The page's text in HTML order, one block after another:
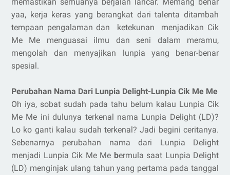
yaa, kerja keras yang berangkat dari talenta ditambah
tempaan pengalaman dan ketekunan menjadikan Cik
Me Me menguasai ilmu dan seni dalam meramu,
mengolah dan menyajikan lunpia yang benar-benar
spesial.
Perubahan Nama Dari Lunpia Delight-Lunpia Cik Me Me
Oh iya, sobat sudah pada tahu belum kalau Lunpia Cik
Me Me ini dulunya terkenal nama Lunpia Delight (LD)?
Lo ko ganti kalau sudah terkenal? Jadi begini ceritanya.
Sebenarnya perubahan nama dari Lunpia Delight
menjadi Lunpia Cik Me Me bermula saat Lunpia Delight
(LD) menginjak ulang tahun yang pertama pada tanggal